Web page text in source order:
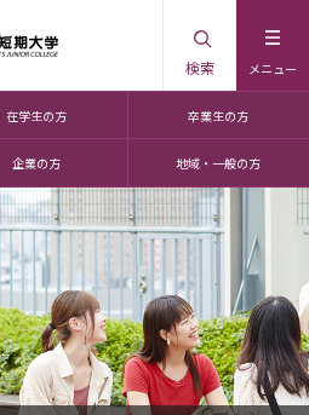
メニュー
検索
在学生の方 卒業生の方
企業の方 地域・一般の方